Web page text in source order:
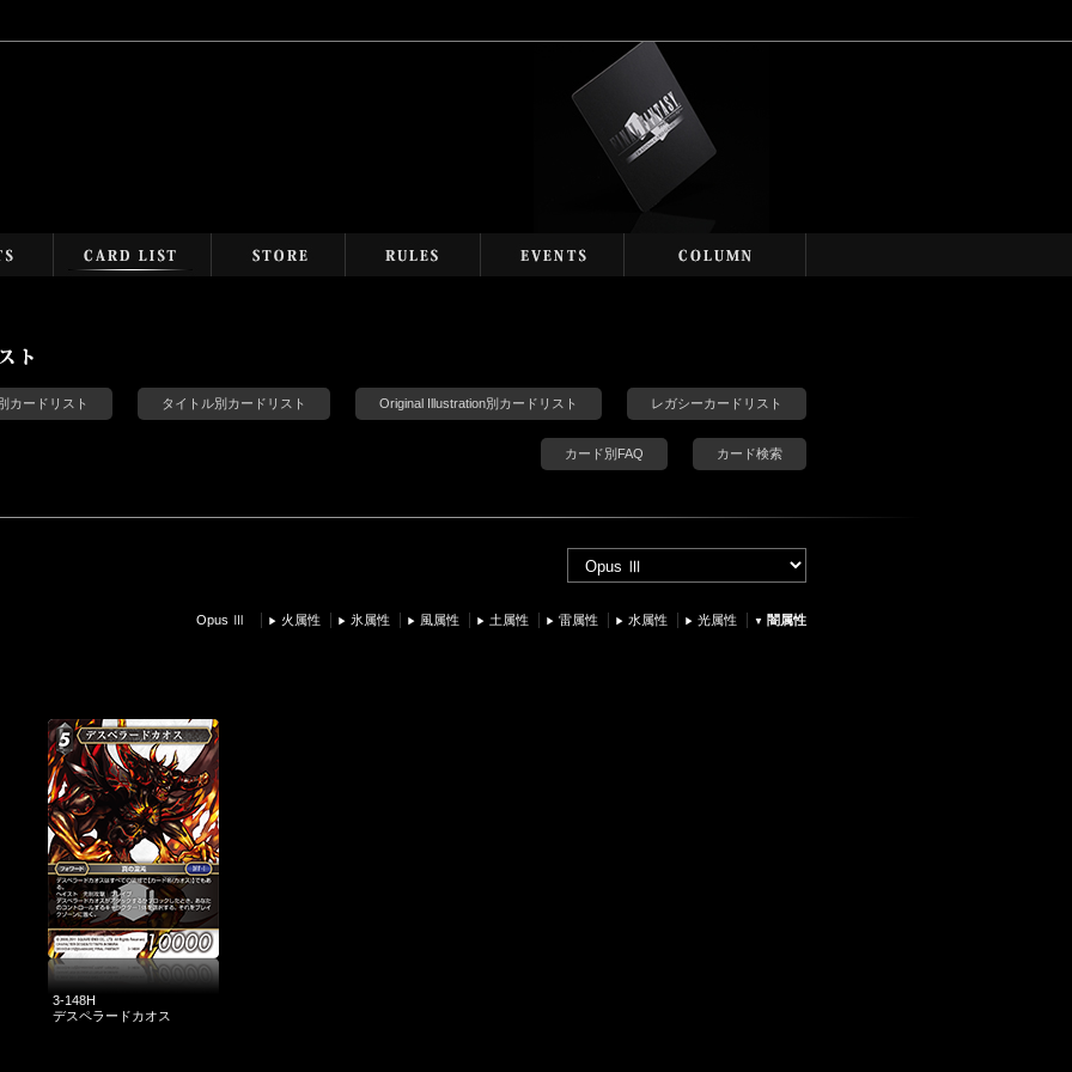
カードリスト タイトル別カードリスト Original Illustration別カードリスト レガシーカードリスト
カード別FAQ カード検索
Opus Ⅲ 火属性 氷属性 風属性 土属性 雷属性 水属性 光属性 闇属性
3-148H
デスペラードカオス